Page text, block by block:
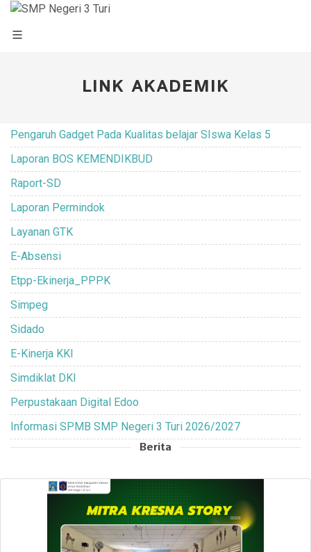
LINK AKADEMIK
Pengaruh Gadget Pada Kualitas belajar SIswa Kelas 5
Laporan BOS KEMENDIKBUD
Raport-SD
Laporan Permindok
Layanan GTK
E-Absensi
Etpp-Ekinerja_PPPK
Simpeg
Sidado
E-Kinerja KKI
Simdiklat DKI
Perpustakaan Digital Edoo
Informasi SPMB SMP Negeri 3 Turi 2026/2027
Berita